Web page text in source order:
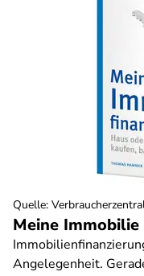
Meine
Angelegenheit.
Quelle: